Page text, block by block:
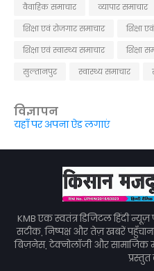
वैवाहिक समाचार
व्यापार समाचार
शिक्षा एवं रोजगार समाचार
शिक्षा
शिक्षा एवं स्वास्थ्य समाचार
शिक्षा
सुल्तानपुर
स्वास्थ्य समाचार
विज्ञापन
यहाँ पर अपना ऐड लगाएं
KMB एक स्वतंत्र डिजिटल हिंदी
सटीक, निष्पक्ष और तेज़ खबरें
बिज़नेस, टेक्नोलॉजी और सामाजिक